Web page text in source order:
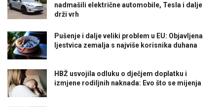
nadmašili električne automobile, Tesla i dalje
drži vrh
Pušenje i dalje veliki problem u EU: Objavljena
ljestvica zemalja s najviše korisnika duhana
HBŽ usvojila odluku o dječjem doplatku i
izmjene rodiljnih naknada: Evo što se mijenja